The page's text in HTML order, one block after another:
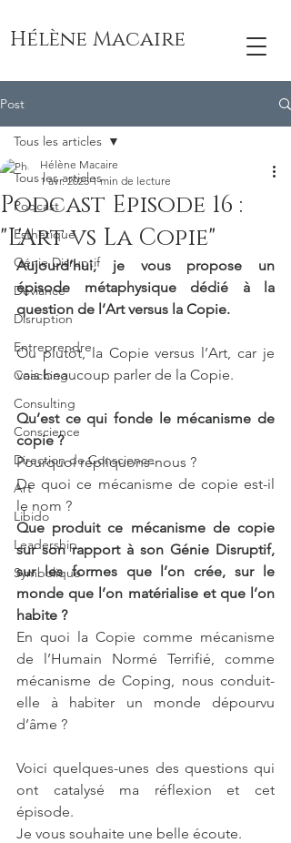
Hélène Macaire
Post
Tous les articles
Podcast
Esthétique
Génie Disruptif
Déviance
Disruption
Entreprendre
Coaching
Consulting
Conscience
Direction de Conscience
Art
Libido
Leadership
Symbolique
Tous les articles
Podcast Episode 16 :
"L'Art vs La Copie"
Hélène Macaire
1 avr. 2025 1 min de lecture
Aujourd’hui, je vous propose un
épisode métaphysique dédié à la
question de l’Art versus la Copie.
Ou plutôt, la Copie versus l’Art, car je
vais beaucoup parler de la Copie.
Qu’est ce qui fonde le mécanisme de
copie ?
Pourquoi répliquons-nous ?
De quoi ce mécanisme de copie est-il
le nom ?
Que produit ce mécanisme de copie
sur son rapport à son Génie Disruptif,
sur les formes que l’on crée, sur le
monde que l’on matérialise et que l’on
habite ?
En quoi la Copie comme mécanisme
de l’Humain Normé Terrifié, comme
mécanisme de Coping, nous conduit-
elle à habiter un monde dépourvu
d’âme ?
Voici quelques-unes des questions qui
ont catalysé ma réflexion et cet
épisode.
Je vous souhaite une belle écoute.